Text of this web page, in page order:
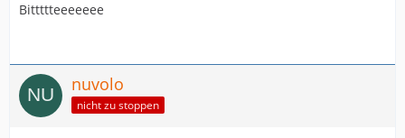
Bittttteeeeeee
nuvolo
nicht zu stoppen